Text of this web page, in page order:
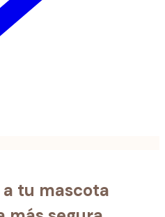
tu mascota